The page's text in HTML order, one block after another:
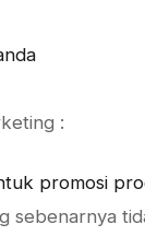
:
promosi
sebenarnya